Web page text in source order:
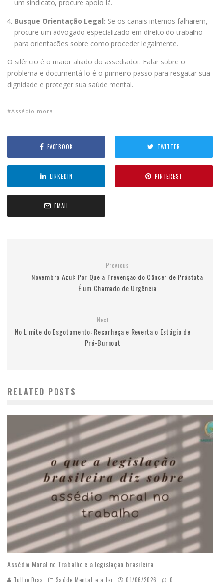
um sindicato, procure apoio lá.
Busque Orientação Legal: Se os canais internos falharem,
procure um advogado especializado em direito do trabalho
para orientações sobre como proceder legalmente.
O silêncio é o maior aliado do assediador. Falar sobre o
problema e documentá-lo é o primeiro passo para resgatar sua
dignidade e proteger sua saúde mental.
Assédio moral
FACEBOOK TWITTER
LINKEDIN PINTEREST
EMAIL
Previous
Novembro Azul: Por Que a Prevenção do Câncer de Próstata
É um Chamado de Urgência
Next
No Limite do Esgotamento: Reconheça e Reverta o Estágio de
Pré-Burnout
RELATED POSTS
Assédio Moral no Trabalho e a legislação brasileira
Tullio Dias Saúde Mental e a Lei 01/06/2026
0